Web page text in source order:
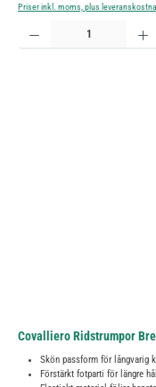
Priser inkl. moms, plus
Produktkvantitet: Ange önskat
Covalliero Ridstrumpor
Skön passform för långvarig
Förstärkt fotparti för längre